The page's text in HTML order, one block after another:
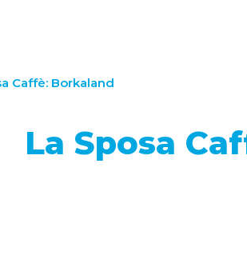
Caffè: Borkaland
La Sposa